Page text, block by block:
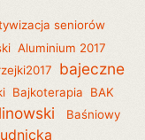
seniorów
Aluminium 2017
bajeczne
Bajkoterapia
BAK
Baśniowy